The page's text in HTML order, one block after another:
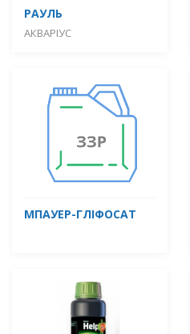
РАУЛЬ
АКВАРІУС
МПАУЕР-ГЛІФОСАТ